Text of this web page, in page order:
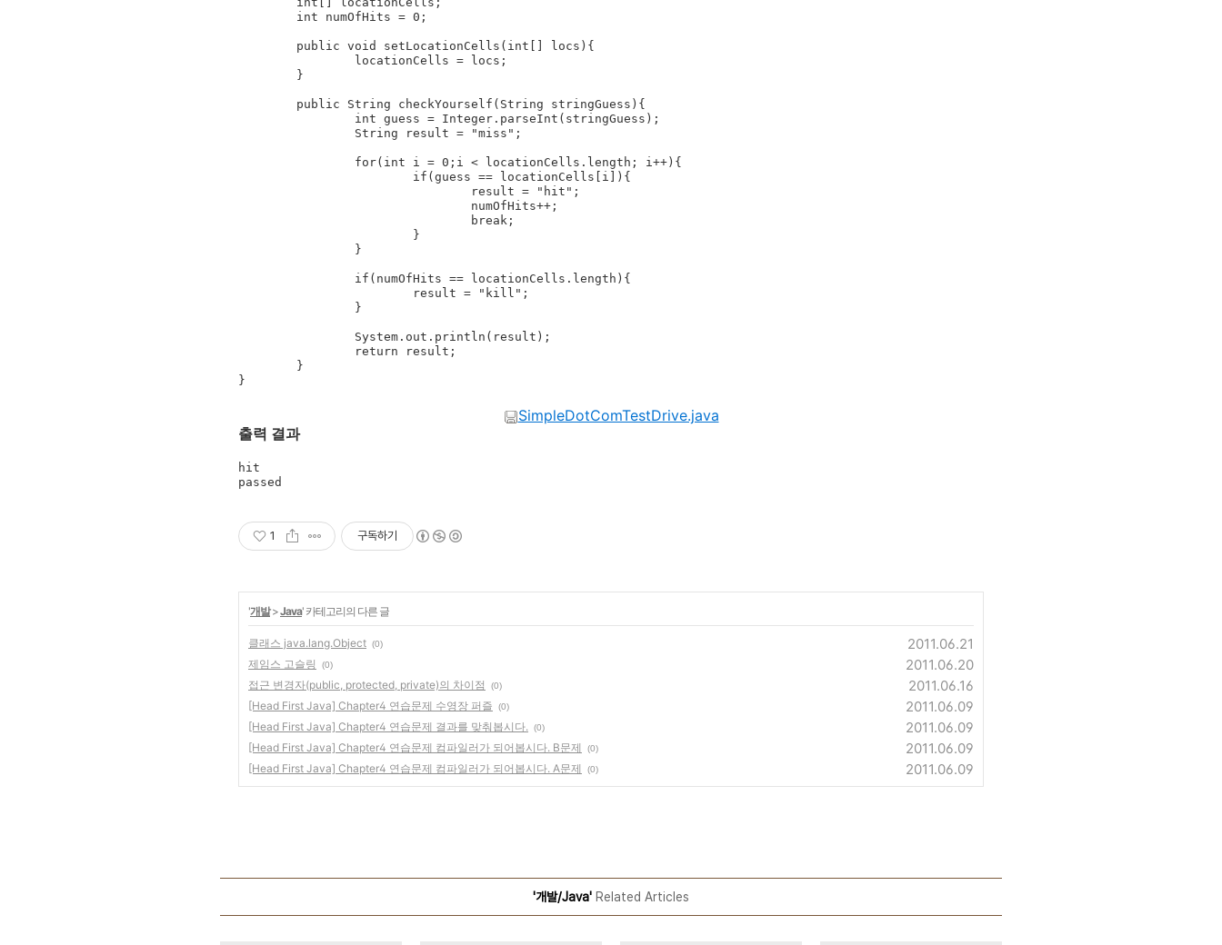
}
SimpleDotComTestDrive.java
출력 결과
hit
1 구독하기
'개발>Java' 카테고리의 다른 글
클래스 java.lang.Object (0) 2011.06.21
제임스 고슬링 (0) 2011.06.20
접근 변경자(public, protected, private)의 차이점 (0) 2011.06.16
[Head First Java] Chapter4 연습문제 수영장 퍼즐 (0) 2011.06.09
[Head First Java] Chapter4 연습문제 결과를 맞춰봅시다. (0) 2011.06.09
[Head First Java] Chapter4 연습문제 컴파일러가 되어봅시다. B문제 (0) 2011.06.09
[Head First Java] Chapter4 연습문제 컴파일러가 되어봅시다. A문제 (0) 2011.06.09
'개발/Java' Related Articles